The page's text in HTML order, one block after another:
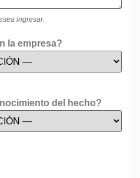
ingresar.
la empresa?
del hecho?